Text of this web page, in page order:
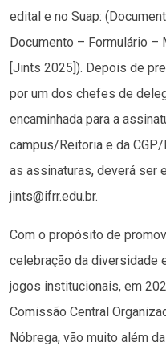
edital e no Suap:
Documento – Formulário –
[Jints 2025]). Depois de
por um dos chefes de
encaminhada para a
campus/Reitoria e da
as assinaturas, deverá ser
jints@ifrr.edu.br.
Com o propósito de
celebração da diversidade
jogos institucionais, em
Comissão Central
Nóbrega, vão muito além